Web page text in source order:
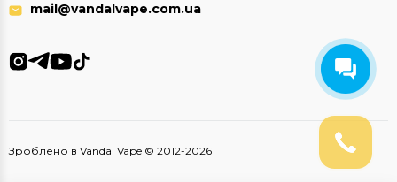
mail@vandalvape.com.ua
Зроблено в Vandal Vape © 2012-2026